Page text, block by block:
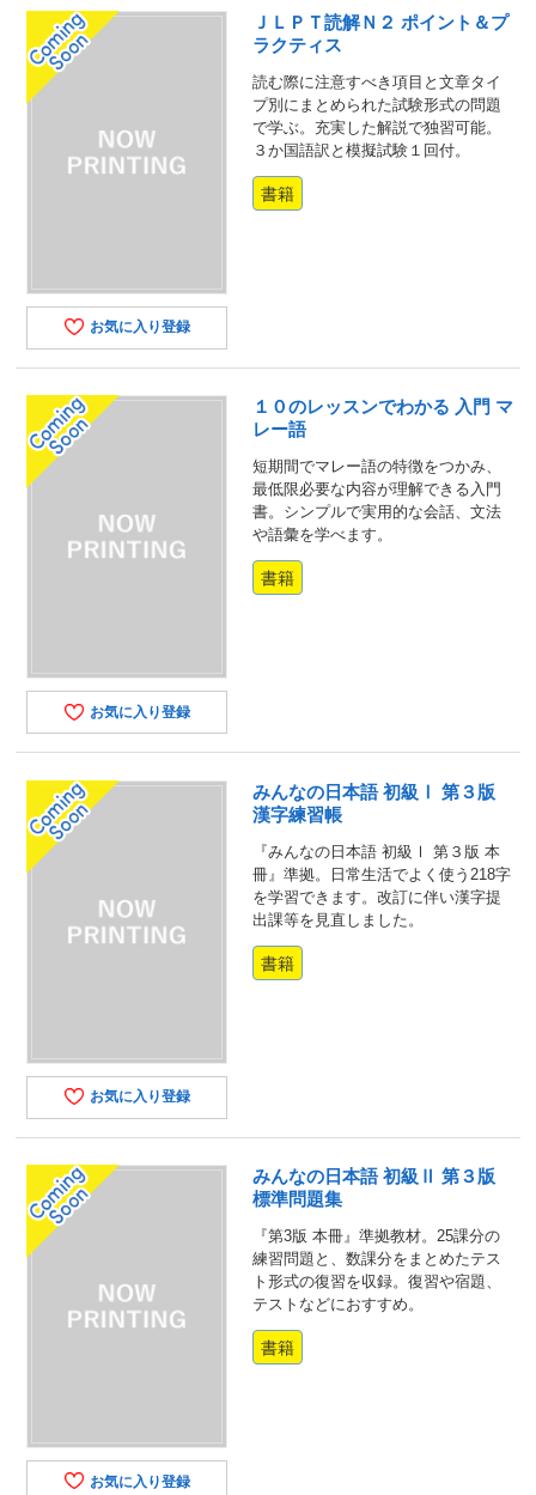
お気に入り登録
ＪＬＰＴ読解Ｎ２ ポイント＆プ
ラクティス
読む際に注意すべき項目と文章タイ
プ別にまとめられた試験形式の問題
で学ぶ。充実した解説で独習可能。
３か国語訳と模擬試験１回付。
書籍
お気に入り登録
１０のレッスンでわかる 入門 マ
レー語
短期間でマレー語の特徴をつかみ、
最低限必要な内容が理解できる入門
書。シンプルで実用的な会話、文法
や語彙を学べます。
書籍
お気に入り登録
みんなの日本語 初級Ⅰ 第３版
漢字練習帳
『みんなの日本語 初級Ⅰ 第３版 本
冊』準拠。日常生活でよく使う218字
を学習できます。改訂に伴い漢字提
出課等を見直しました。
書籍
お気に入り登録
みんなの日本語 初級Ⅱ 第３版
標準問題集
『第3版 本冊』準拠教材。25課分の
練習問題と、数課分をまとめたテス
ト形式の復習を収録。復習や宿題、
テストなどにおすすめ。
書籍